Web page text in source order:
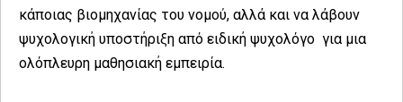
κάποιας βιομηχανίας του νομού, αλλά και να λάβουν
ψυχολογική υποστήριξη από ειδική ψυχολόγο για μια
ολόπλευρη μαθησιακή εμπειρία.